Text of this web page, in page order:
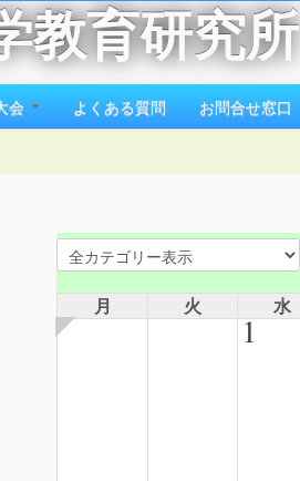
教育研究所
会 よくある質問 お問合せ窓口
月 火 水
1